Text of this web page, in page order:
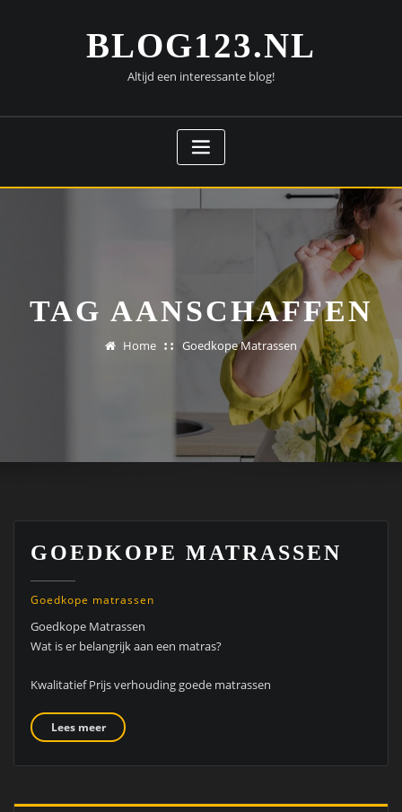
BLOG123.NL
Altijd een interessante blog!
TAG AANSCHAFFEN
Home Goedkope Matrassen
GOEDKOPE MATRASSEN
Goedkope matrassen
Goedkope Matrassen
Wat is er belangrijk aan een matras?
Kwalitatief Prijs verhouding goede matrassen
Lees meer